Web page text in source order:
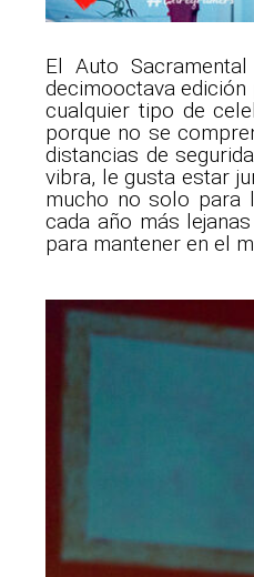
El Auto
decimooctava
cualquier tipo de
porque no se
distancias de
vibra, le gusta estar
mucho no solo para
cada año más
para mantener en el